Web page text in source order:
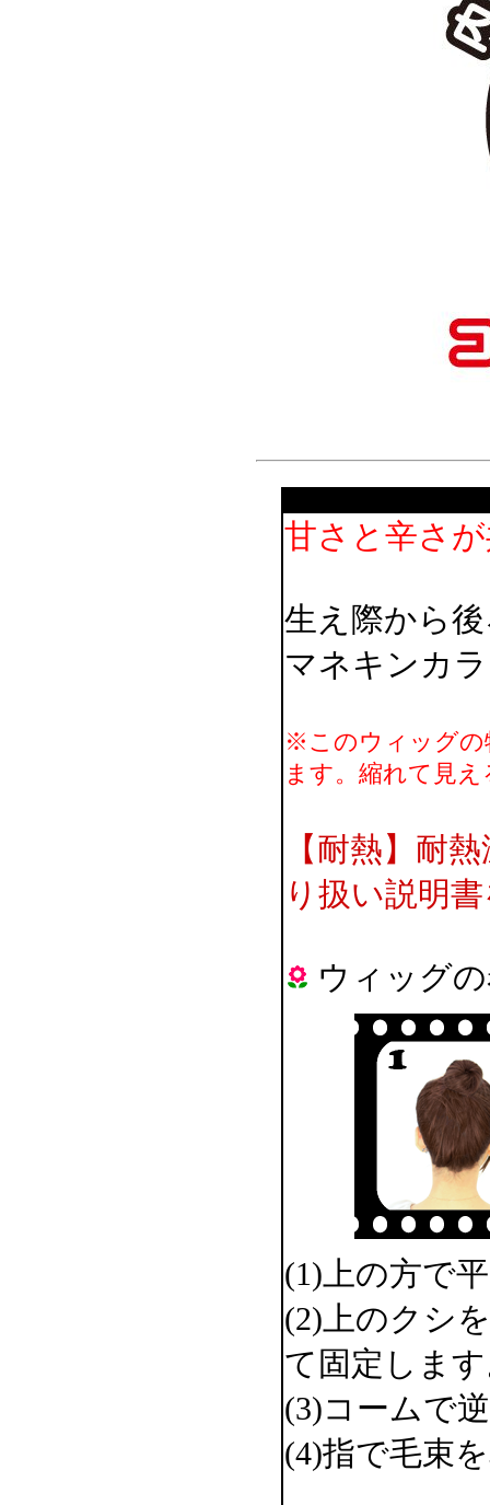
甘さと辛さ
生え際から
マネキンカ
※このウィッグの
ます。縮れて見
【耐熱】耐
り扱い説明
ウィッグ
(1)上の方で
(2)上のクシ
て固定しま
(3)コームで
(4)指で毛束